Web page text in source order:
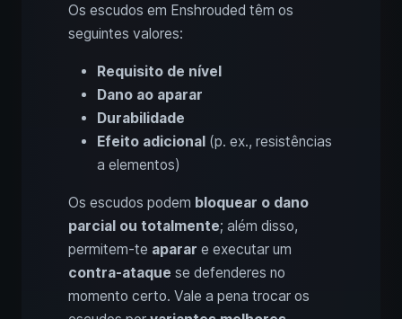
Os escudos em Enshrouded têm os
seguintes valores:
Requisito de nível
Dano ao aparar
Durabilidade
Efeito adicional (p. ex., resistências
a elementos)
Os escudos podem bloquear o dano
parcial ou totalmente; além disso,
permitem-te aparar e executar um
contra-ataque se defenderes no
momento certo. Vale a pena trocar os